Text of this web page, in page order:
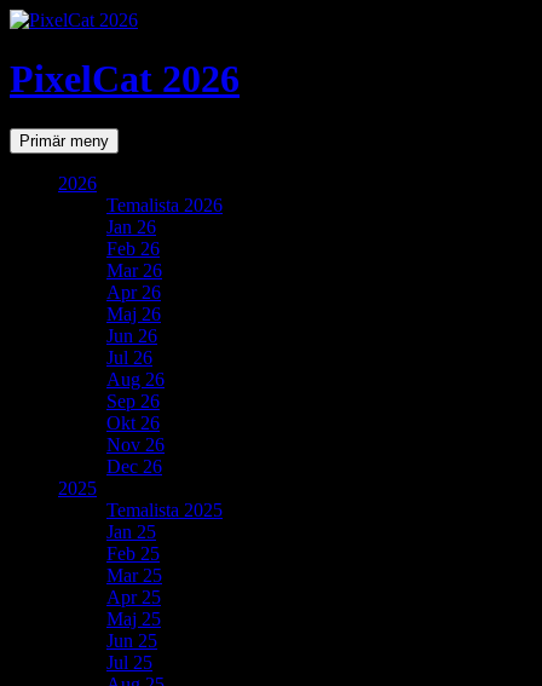
PixelCat 2026
SökPrimär meny Gå
till
2026
Temalista 2026
Jan 26
Feb 26
Mar 26
Apr 26
Maj 26
Jun 26
Jul 26
Aug 26
Sep 26
Okt 26
Nov 26
Dec 26
2025
Temalista 2025
Jan 25
Feb 25
Mar 25
Apr 25
Maj 25
Jun 25
Jul 25